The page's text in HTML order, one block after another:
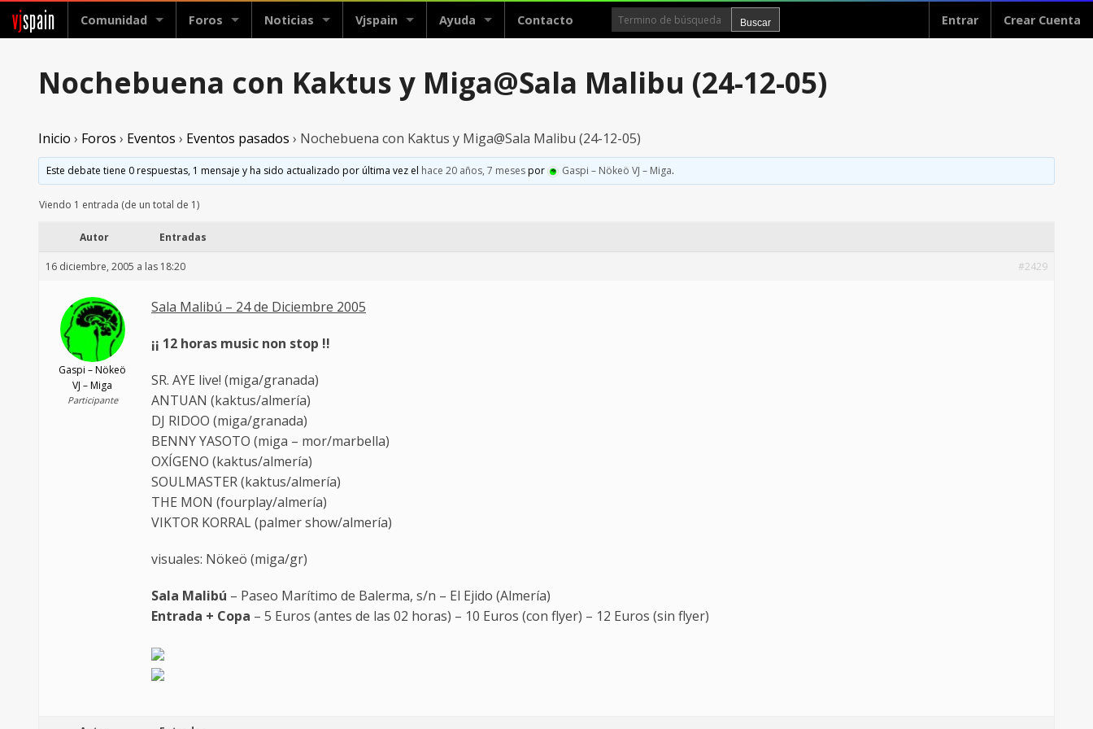
vjspain Comunidad Foros Noticias Vjspain Ayuda Contacto Entrar Crear Cuenta
Nochebuena con Kaktus y Miga@Sala Malibu (24-12-05)
Inicio › Foros › Eventos › Eventos pasados › Nochebuena con Kaktus y Miga@Sala Malibu (24-12-05)
Este debate tiene 0 respuestas, 1 mensaje y ha sido actualizado por última vez el hace 20 años, 7 mesespor Gaspi – Nökeö VJ – Miga.
Viendo 1 entrada (de un total de 1)
Autor Entradas
16 diciembre, 2005 a las 18:20 #2429
Gaspi – Nökeö
VJ – Miga
Participante
Sala Malibú – 24 de Diciembre 2005
¡¡ 12 horas music non stop !!
SR. AYE live! (miga/granada)
ANTUAN (kaktus/almería)
DJ RIDOO (miga/granada)
BENNY YASOTO (miga – mor/marbella)
OXÍGENO (kaktus/almería)
SOULMASTER (kaktus/almería)
THE MON (fourplay/almería)
VIKTOR KORRAL (palmer show/almería)
visuales: Nökeö (miga/gr)
Sala Malibú – Paseo Marítimo de Balerma, s/n – El Ejido (Almería)
Entrada + Copa – 5 Euros (antes de las 02 horas) – 10 Euros (con flyer) – 12 Euros (sin flyer)